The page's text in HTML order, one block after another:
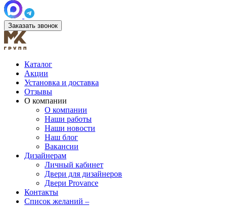
Заказать звонок
Каталог
Акции
Установка и доставка
Отзывы
О компании
О компании
Наши работы
Наши новости
Наш блог
Вакансии
Дизайнерам
Личный кабинет
Двери для дизайнеров
Двери Provance
Контакты
Список желаний –